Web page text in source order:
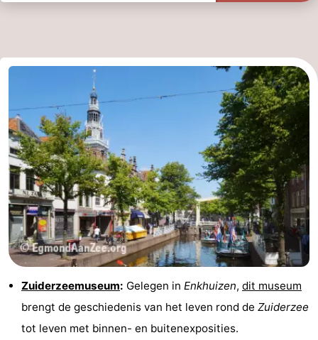
Zuiderzeemuseum: Gelegen in Enkhuizen, dit museum
brengt de geschiedenis van het leven rond de Zuiderzee
tot leven met binnen- en buitenexposities.